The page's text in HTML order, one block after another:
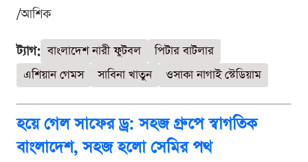
/আশিক
ট্যাগ: বাংলাদেশ নারী ফুটবল
পিটার বাটলার
এশিয়ান গেমস
সাবিনা খাতুন ওসাকা নাগাই স্টেডিয়াম
হয়ে গেল সাফের ড্র: সহজ গ্রুপে স্বাগতিক
বাংলাদেশ, সহজ হলো সেমির পথ